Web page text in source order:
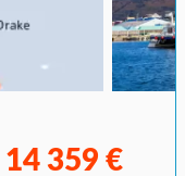
14 359 €